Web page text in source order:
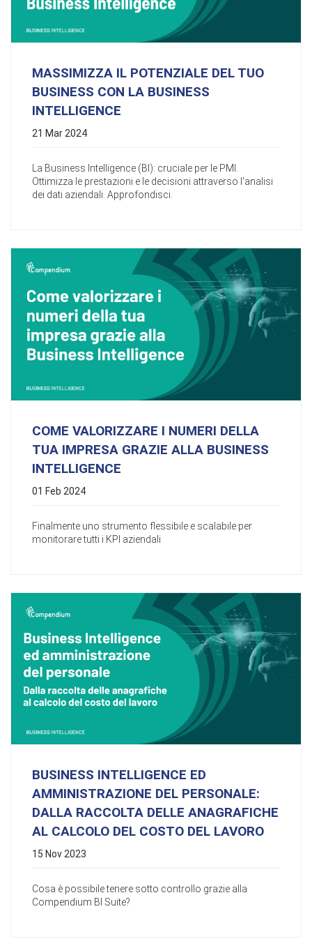
MASSIMIZZA IL POTENZIALE DEL TUO
BUSINESS CON LA BUSINESS
INTELLIGENCE
21 Mar 2024
La Business Intelligence (BI): cruciale per le PMI.
Ottimizza le prestazioni e le decisioni attraverso l'analisi
dei dati aziendali. Approfondisci.
COME VALORIZZARE I NUMERI DELLA
TUA IMPRESA GRAZIE ALLA BUSINESS
INTELLIGENCE
01 Feb 2024
Finalmente uno strumento flessibile e scalabile per
monitorare tutti i KPI aziendali
BUSINESS INTELLIGENCE ED
AMMINISTRAZIONE DEL PERSONALE:
DALLA RACCOLTA DELLE ANAGRAFICHE
AL CALCOLO DEL COSTO DEL LAVORO
15 Nov 2023
Cosa è possibile tenere sotto controllo grazie alla
Compendium BI Suite?